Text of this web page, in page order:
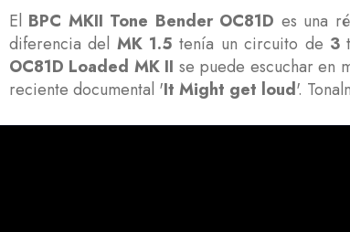
El BPC MKII Tone Bender OC81D es una
diferencia del MK 1.5 tenía un circuito de 3
OC81D Loaded MK II se puede escuchar en
reciente documental 'It Might get loud'.